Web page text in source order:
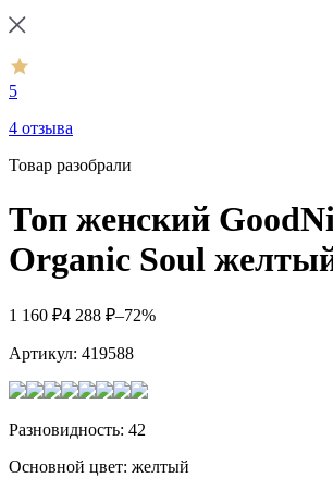
5
4 отзыва
Товар разобрали
Топ женский
Organic Soul
1 160 ₽4 288 ₽–72%
Артикул: 419588
Разновидность: 42
Основной цвет: желтый